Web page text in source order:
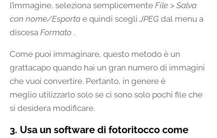
l’immagine, seleziona semplicemente File > Salva
con nome/Esporta e quindi scegliJPEG dal menu a
discesa Formato .
Come puoi immaginare, questo metodo è un
grattacapo quando hai un gran numero di immagini
che vuoi convertire. Pertanto, in genere è
meglio utilizzarlo solo se ci sono solo pochi file che
si desidera modificare.
3. Usa un software di fotoritocco come